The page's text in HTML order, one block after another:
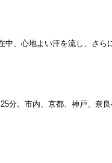
中、心地よい汗を流し、さら
分。市内、京都、神戸、奈